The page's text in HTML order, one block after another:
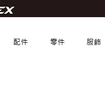
配件 零件 服飾